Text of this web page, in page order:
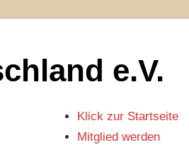
e.V.
Klick zur Startseite
Mitglied werden